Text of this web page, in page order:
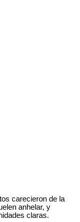
carecieron de la
anhelar, y
claras.